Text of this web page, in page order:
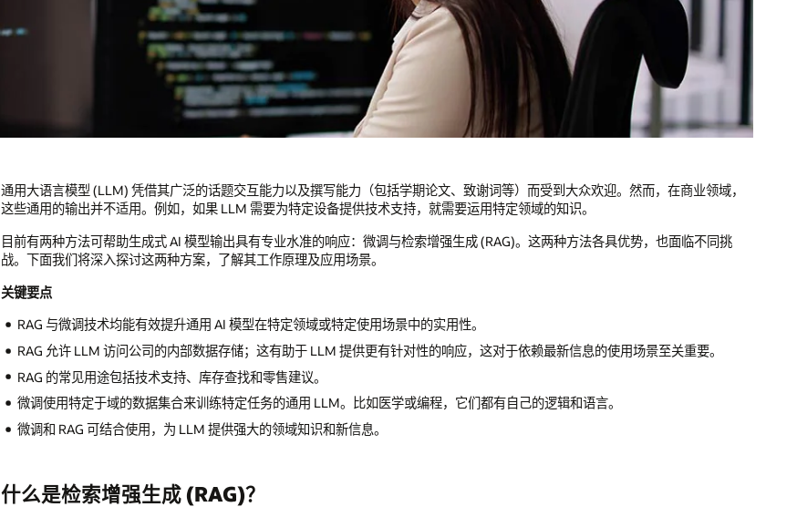
通用大语言模型 (LLM) 凭借其广泛的话题交互能力以及撰写能力（包括学期论文、致谢词等）而受到大众欢迎。然而，在商业领域，
这些通用的输出并不适用。例如，如果 LLM 需要为特定设备提供技术支持，就需要运用特定领域的知识。
目前有两种方法可帮助生成式 AI 模型输出具有专业水准的响应：微调与检索增强生成 (RAG)。这两种方法各具优势，也面临不同挑
战。下面我们将深入探讨这两种方案，了解其工作原理及应用场景。
关键要点
RAG 与微调技术均能有效提升通用 AI 模型在特定领域或特定使用场景中的实用性。
RAG 允许 LLM 访问公司的内部数据存储；这有助于 LLM 提供更有针对性的响应，这对于依赖最新信息的使用场景至关重要。
RAG 的常见用途包括技术支持、库存查找和零售建议。
微调使用特定于域的数据集合来训练特定任务的通用 LLM。比如医学或编程，它们都有自己的逻辑和语言。
微调和 RAG 可结合使用，为 LLM 提供强大的领域知识和新信息。
什么是检索增强生成 (RAG)？